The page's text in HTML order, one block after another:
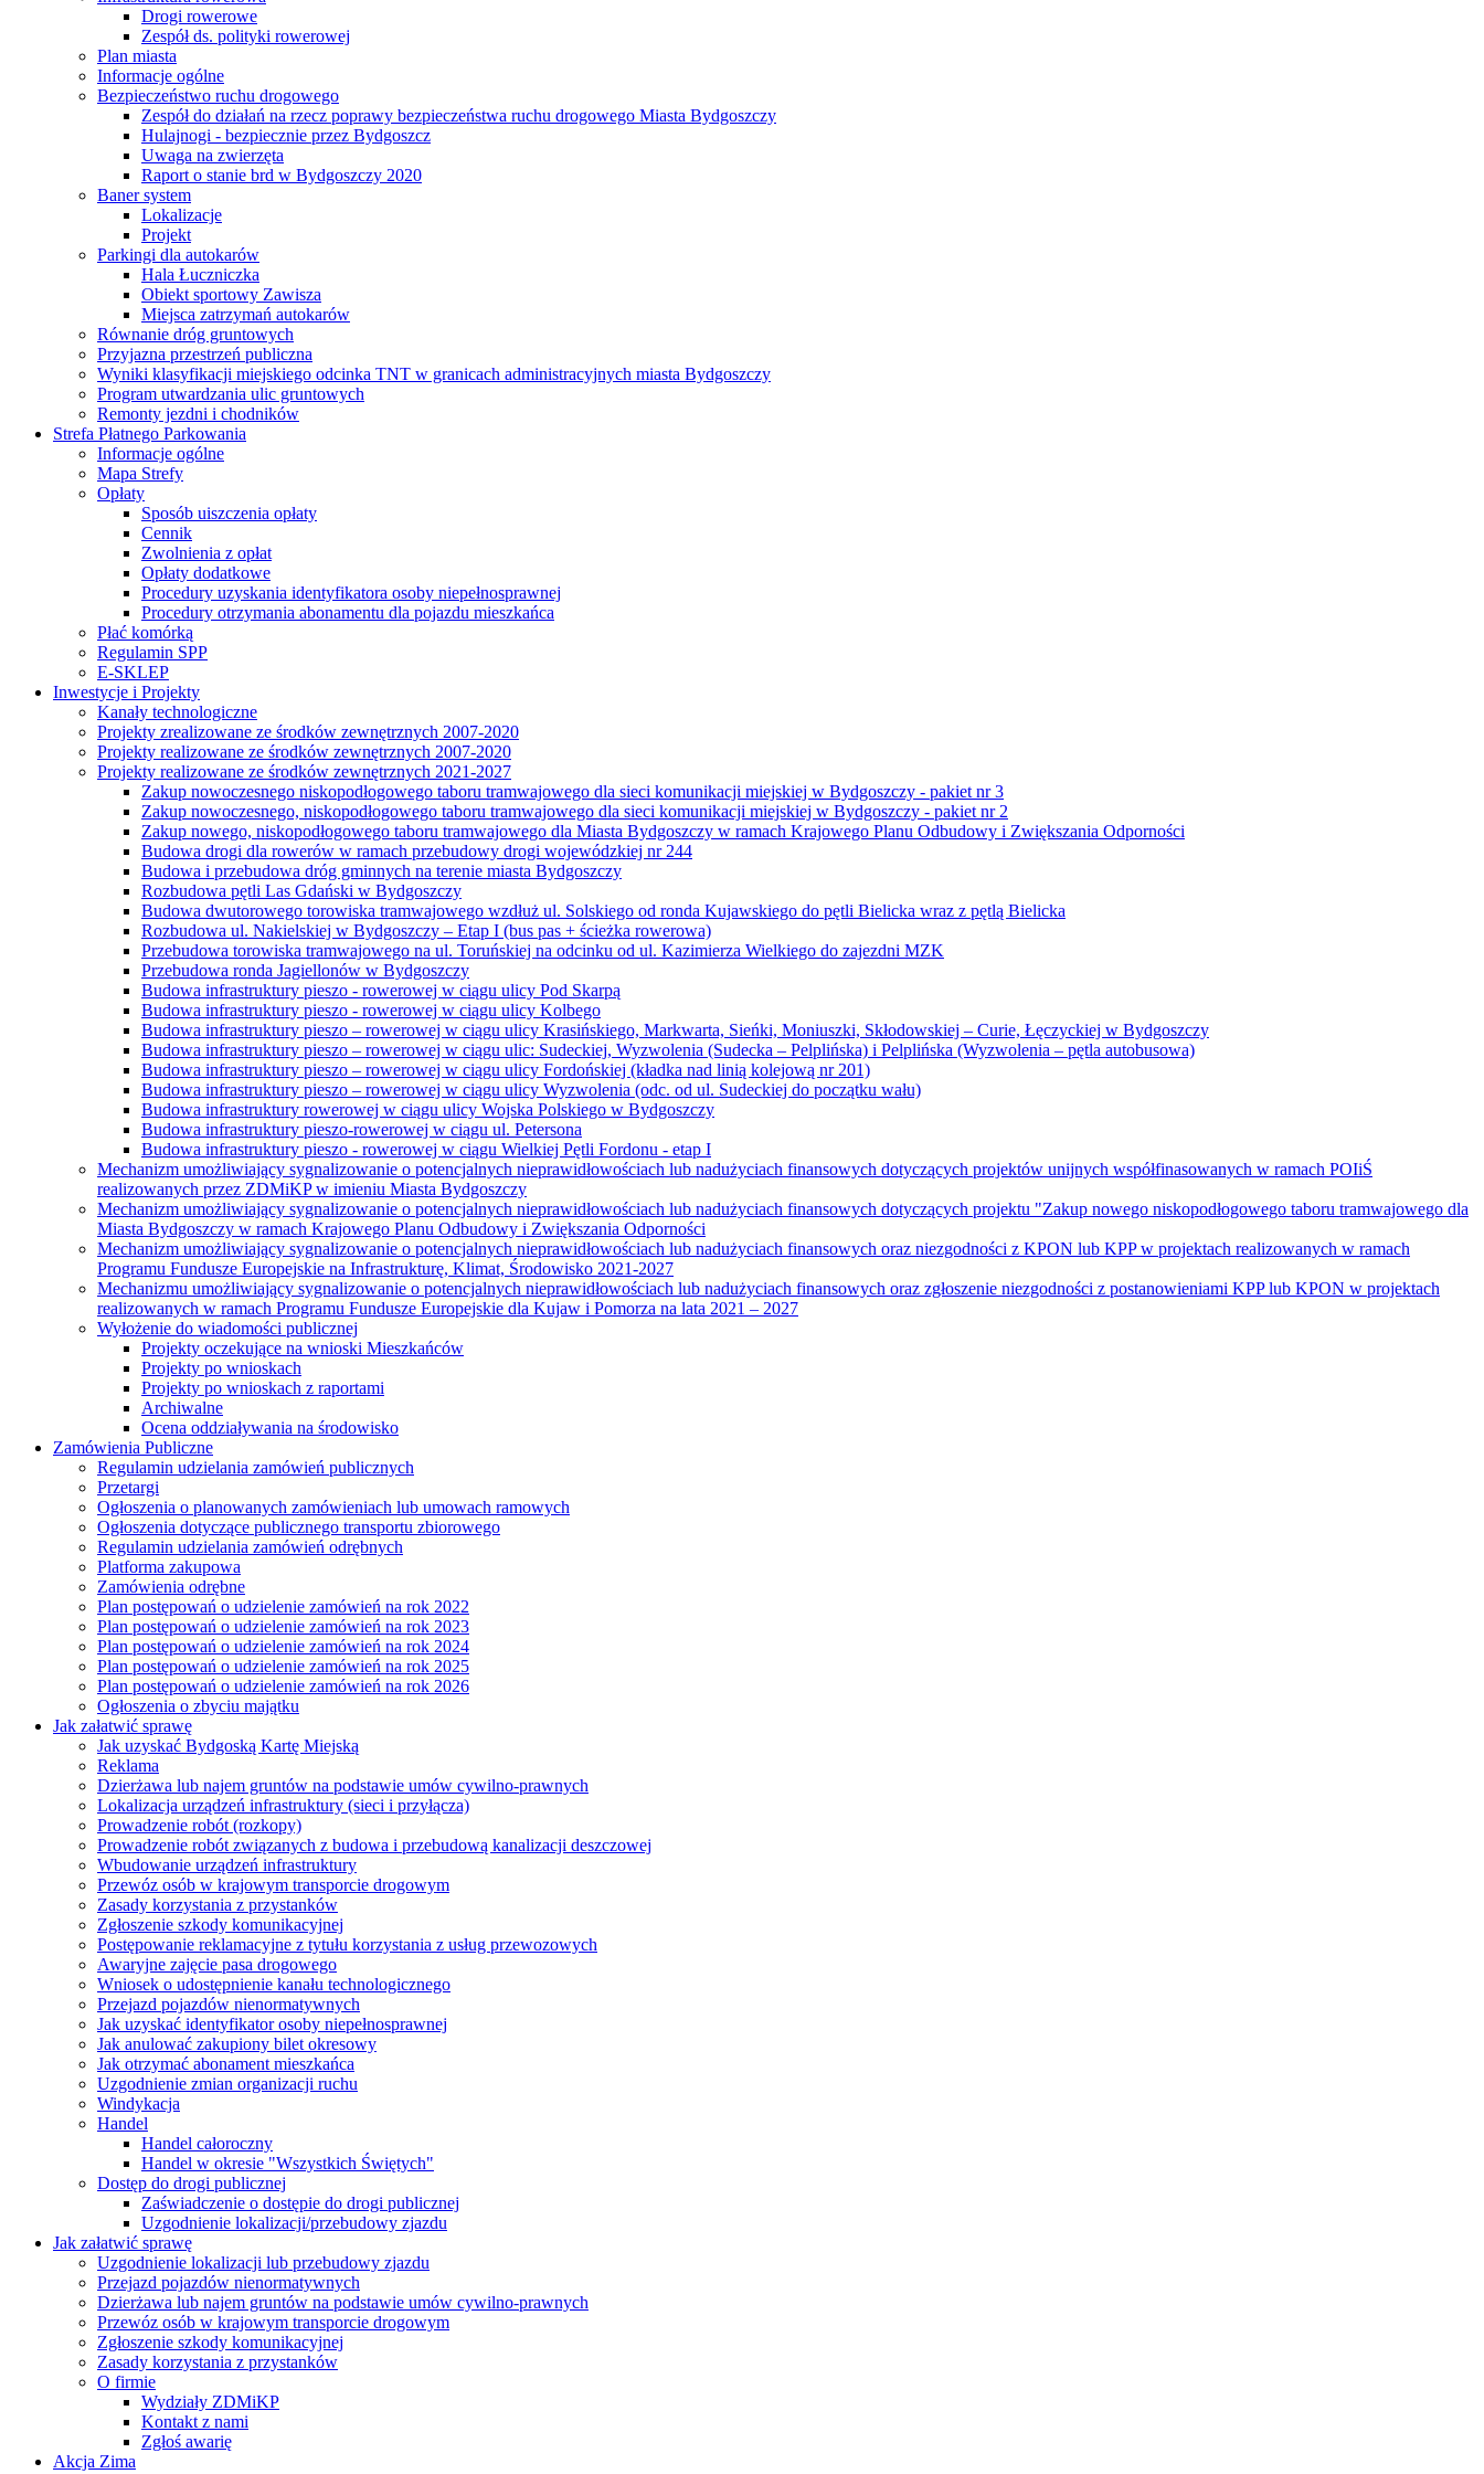
Drogi rowerowe
Zespół ds. polityki rowerowej
Plan miasta
Informacje ogólne
Bezpieczeństwo ruchu drogowego
Zespół do działań na rzecz poprawy bezpieczeństwa ruchu drogowego Miasta Bydgoszczy
Hulajnogi - bezpiecznie przez Bydgoszcz
Uwaga na zwierzęta
Raport o stanie brd w Bydgoszczy 2020
Baner system
Lokalizacje
Projekt
Parkingi dla autokarów
Hala Łuczniczka
Obiekt sportowy Zawisza
Miejsca zatrzymań autokarów
Równanie dróg gruntowych
Przyjazna przestrzeń publiczna
Wyniki klasyfikacji miejskiego odcinka TNT w granicach administracyjnych miasta Bydgoszczy
Program utwardzania ulic gruntowych
Remonty jezdni i chodników
Strefa Płatnego Parkowania
Informacje ogólne
Mapa Strefy
Opłaty
Sposób uiszczenia opłaty
Cennik
Zwolnienia z opłat
Opłaty dodatkowe
Procedury uzyskania identyfikatora osoby niepełnosprawnej
Procedury otrzymania abonamentu dla pojazdu mieszkańca
Płać komórką
Regulamin SPP
E-SKLEP
Inwestycje i Projekty
Kanały technologiczne
Projekty zrealizowane ze środków zewnętrznych 2007-2020
Projekty realizowane ze środków zewnętrznych 2007-2020
Projekty realizowane ze środków zewnętrznych 2021-2027
Zakup nowoczesnego niskopodłogowego taboru tramwajowego dla sieci komunikacji miejskiej w Bydgoszczy - pakiet nr 3
Zakup nowoczesnego, niskopodłogowego taboru tramwajowego dla sieci komunikacji miejskiej w Bydgoszczy - pakiet nr 2
Zakup nowego, niskopodłogowego taboru tramwajowego dla Miasta Bydgoszczy w ramach Krajowego Planu Odbudowy i Zwiększania Odporności
Budowa drogi dla rowerów w ramach przebudowy drogi wojewódzkiej nr 244
Budowa i przebudowa dróg gminnych na terenie miasta Bydgoszczy
Rozbudowa pętli Las Gdański w Bydgoszczy
Budowa dwutorowego torowiska tramwajowego wzdłuż ul. Solskiego od ronda Kujawskiego do pętli Bielicka wraz z pętlą Bielicka
Rozbudowa ul. Nakielskiej w Bydgoszczy – Etap I (bus pas + ścieżka rowerowa)
Przebudowa torowiska tramwajowego na ul. Toruńskiej na odcinku od ul. Kazimierza Wielkiego do zajezdni MZK
Przebudowa ronda Jagiellonów w Bydgoszczy
Budowa infrastruktury pieszo - rowerowej w ciągu ulicy Pod Skarpą
Budowa infrastruktury pieszo - rowerowej w ciągu ulicy Kolbego
Budowa infrastruktury pieszo – rowerowej w ciągu ulicy Krasińskiego, Markwarta, Sieńki, Moniuszki, Skłodowskiej – Curie, Łęczyckiej w Bydgoszczy
Budowa infrastruktury pieszo – rowerowej w ciągu ulic: Sudeckiej, Wyzwolenia (Sudecka – Pelplińska) i Pelplińska (Wyzwolenia – pętla autobusowa)
Budowa infrastruktury pieszo – rowerowej w ciągu ulicy Fordońskiej (kładka nad linią kolejową nr 201)
Budowa infrastruktury pieszo – rowerowej w ciągu ulicy Wyzwolenia (odc. od ul. Sudeckiej do początku wału)
Budowa infrastruktury rowerowej w ciągu ulicy Wojska Polskiego w Bydgoszczy
Budowa infrastruktury pieszo-rowerowej w ciągu ul. Petersona
Budowa infrastruktury pieszo - rowerowej w ciągu Wielkiej Pętli Fordonu - etap I
Mechanizm umożliwiający sygnalizowanie o potencjalnych nieprawidłowościach lub nadużyciach finansowych dotyczących projektów unijnych współfinasowanych w ramach POIiŚ
realizowanych przez ZDMiKP w imieniu Miasta Bydgoszczy
Mechanizm umożliwiający sygnalizowanie o potencjalnych nieprawidłowościach lub nadużyciach finansowych dotyczących projektu "Zakup nowego niskopodłogowego taboru tramwajowego dla
Miasta Bydgoszczy w ramach Krajowego Planu Odbudowy i Zwiększania Odporności
Mechanizm umożliwiający sygnalizowanie o potencjalnych nieprawidłowościach lub nadużyciach finansowych oraz niezgodności z KPON lub KPP w projektach realizowanych w ramach
Programu Fundusze Europejskie na Infrastrukturę, Klimat, Środowisko 2021-2027
Mechanizmu umożliwiający sygnalizowanie o potencjalnych nieprawidłowościach lub nadużyciach finansowych oraz zgłoszenie niezgodności z postanowieniami KPP lub KPON w projektach
realizowanych w ramach Programu Fundusze Europejskie dla Kujaw i Pomorza na lata 2021 – 2027
Wyłożenie do wiadomości publicznej
Projekty oczekujące na wnioski Mieszkańców
Projekty po wnioskach
Projekty po wnioskach z raportami
Archiwalne
Ocena oddziaływania na środowisko
Zamówienia Publiczne
Regulamin udzielania zamówień publicznych
Przetargi
Ogłoszenia o planowanych zamówieniach lub umowach ramowych
Ogłoszenia dotyczące publicznego transportu zbiorowego
Regulamin udzielania zamówień odrębnych
Platforma zakupowa
Zamówienia odrębne
Plan postępowań o udzielenie zamówień na rok 2022
Plan postępowań o udzielenie zamówień na rok 2023
Plan postępowań o udzielenie zamówień na rok 2024
Plan postępowań o udzielenie zamówień na rok 2025
Plan postępowań o udzielenie zamówień na rok 2026
Ogłoszenia o zbyciu majątku
Jak załatwić sprawę
Jak uzyskać Bydgoską Kartę Miejską
Reklama
Dzierżawa lub najem gruntów na podstawie umów cywilno-prawnych
Lokalizacja urządzeń infrastruktury (sieci i przyłącza)
Prowadzenie robót (rozkopy)
Prowadzenie robót związanych z budowa i przebudową kanalizacji deszczowej
Wbudowanie urządzeń infrastruktury
Przewóz osób w krajowym transporcie drogowym
Zasady korzystania z przystanków
Zgłoszenie szkody komunikacyjnej
Postępowanie reklamacyjne z tytułu korzystania z usług przewozowych
Awaryjne zajęcie pasa drogowego
Wniosek o udostępnienie kanału technologicznego
Przejazd pojazdów nienormatywnych
Jak uzyskać identyfikator osoby niepełnosprawnej
Jak anulować zakupiony bilet okresowy
Jak otrzymać abonament mieszkańca
Uzgodnienie zmian organizacji ruchu
Windykacja
Handel
Handel całoroczny
Handel w okresie "Wszystkich Świętych"
Dostęp do drogi publicznej
Zaświadczenie o dostępie do drogi publicznej
Uzgodnienie lokalizacji/przebudowy zjazdu
Jak załatwić sprawę
Uzgodnienie lokalizacji lub przebudowy zjazdu
Przejazd pojazdów nienormatywnych
Dzierżawa lub najem gruntów na podstawie umów cywilno-prawnych
Przewóz osób w krajowym transporcie drogowym
Zgłoszenie szkody komunikacyjnej
Zasady korzystania z przystanków
O firmie
Wydziały ZDMiKP
Kontakt z nami
Zgłoś awarię
Akcja Zima